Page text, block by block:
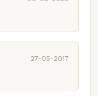
27-05-2017